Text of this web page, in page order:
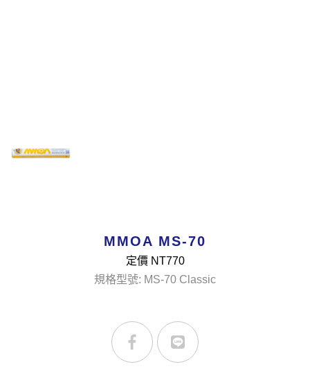
MMOA MS-70
定價 NT770
規格型號: MS-70 Classic